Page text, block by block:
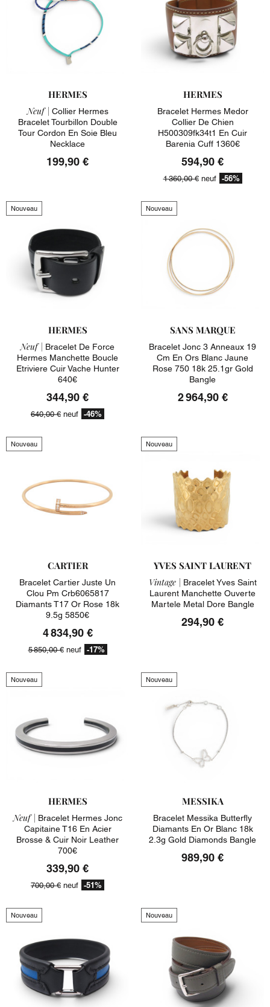
HERMES
Neuf | Collier Hermes
Bracelet Tourbillon Double
Tour Cordon En Soie Bleu
Necklace
199,90 €
HERMES
Bracelet Hermes Medor
Collier De Chien
H500309fk34t1 En Cuir
Barenia Cuff 1360€
594,90 €
1 360,00 €neuf -56%
Nouveau
HERMES
Neuf | Bracelet De Force
Hermes Manchette Boucle
Etriviere Cuir Vache Hunter
640€
344,90 €
640,00 € neuf -46%
Nouveau
SANS MARQUE
Bracelet Jonc 3 Anneaux 19
Cm En Ors Blanc Jaune
Rose 750 18k 25.1gr Gold
Bangle
2 964,90 €
Nouveau
CARTIER
Bracelet Cartier Juste Un
Clou Pm Crb6065817
Diamants T17 Or Rose 18k
9.5g 5850€
4 834,90 €
5 850,00 €neuf -17%
Nouveau
YVES SAINT LAURENT
Vintage | Bracelet Yves Saint
Laurent Manchette Ouverte
Martele Metal Dore Bangle
294,90 €
Nouveau
HERMES
Neuf | Bracelet Hermes Jonc
Capitaine T16 En Acier
Brosse & Cuir Noir Leather
700€
339,90 €
700,00 € neuf -51%
Nouveau
MESSIKA
Bracelet Messika Butterfly
Diamants En Or Blanc 18k
2.3g Gold Diamonds Bangle
989,90 €
Nouveau Nouveau